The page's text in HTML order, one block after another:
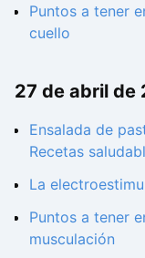
Puntos a tener
cuello
27 de abril de
Ensalada de
Recetas
La
Puntos a tener
musculación